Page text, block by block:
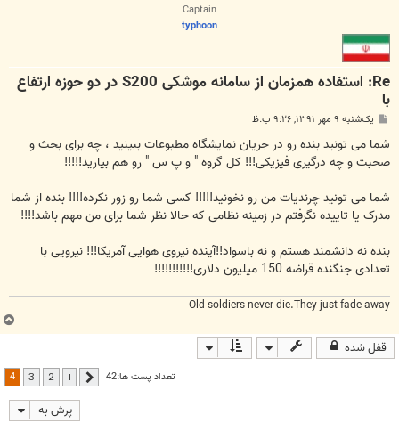
Captain
typhoon
Re: استفاده همزمان از سامانه موشکی S200 در دو حوزه ارتفاع
با
ت
یک‌شنبه ۹ مهر ۱۳۹۱, ۹:۲۶ ب.ظ
شما می تونید بنده رو در جریان نمایشگاه مطبوعات ببینید ، چه برای بحث و
صحبت و چه درگیری فیزیکی!!! کل گروه " و پ س " رو هم بیارید!!!!!
شما می تونید چرندیات من رو نخونید!!!!! کسی شما رو زور نکرده!!!! بنده از شما
مدرک یا تاییده نگرفتم در زمینه نظامی که حالا نظر شما برای من مهم باشد!!!!
بنده نه دانشمند هستم و نه باسواد!!آینده نیروی هوایی آمریکا!!! نیرویی با
تعدادی جنگنده قراضه 150 میلیون دلاری!!!!!!!!!!!
Old soldiers never die.They just fade away
قفل شده
تعداد پست ها:42 قبلی 1
2
3
4
پرش به